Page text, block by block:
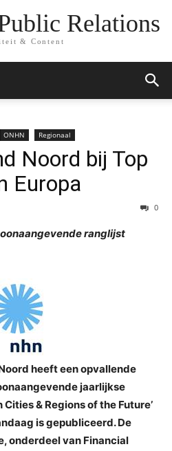
Relations
& Content
ONHN Regionaal
Noord bij Top
Europa
0
ranglijst
heeft een opvallende
jaarlijkse
& Regions of the Future’
is gepubliceerd. De
onderdeel van Financial